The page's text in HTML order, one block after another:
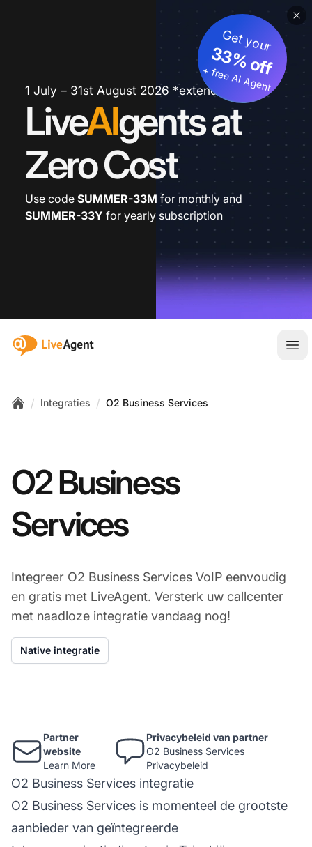
1 July – 31st August 2026 *extended
LiveAIgents at
Zero Cost
Get your
33% off
+ free AI Agent
Use code SUMMER-33M for monthly and
SUMMER-33Y for yearly subscription
:site.title
/ Integraties / O2 Business Services
O2 Business
Services
Integreer O2 Business Services VoIP eenvoudig
en gratis met LiveAgent. Versterk uw callcenter
met naadloze integratie vandaag nog!
Native integratie
Partner
website
Learn More
Privacybeleid van partner
O2 Business Services
Privacybeleid
O2 Business Services integratie
O2 Business Services is momenteel de grootste
aanbieder van geïntegreerde